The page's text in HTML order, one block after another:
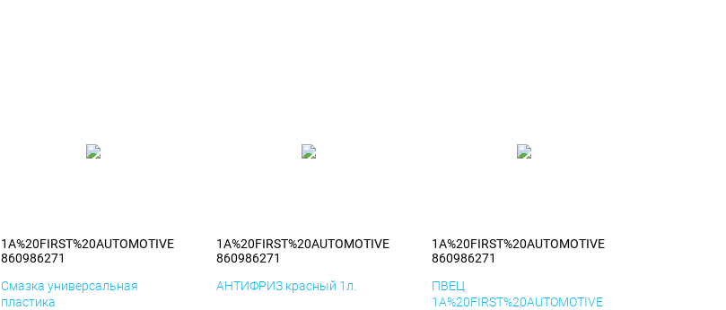
1A%20FIRST%20AUTOMOTIVE
860986271
Смазка универсальная
пластика
1A%20FIRST%20AUTOMOTIVE
860986271
АНТИФРИЗ красный 1л.
1A%20FIRST%20AUTOMOTIVE
860986271
ПВЕЦ
1A%20FIRST%20AUTOMOTIVE